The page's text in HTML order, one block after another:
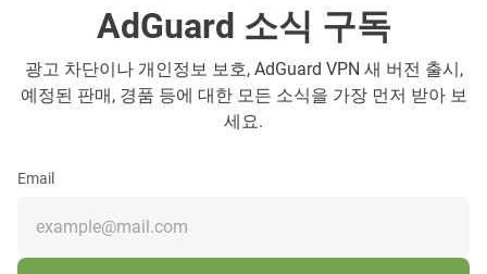
AdGuard 소식 구독
광고 차단이나 개인정보 보호, AdGuard VPN 새 버전 출시,
예정된 판매, 경품 등에 대한 모든 소식을 가장 먼저 받아 보
세요.
Email